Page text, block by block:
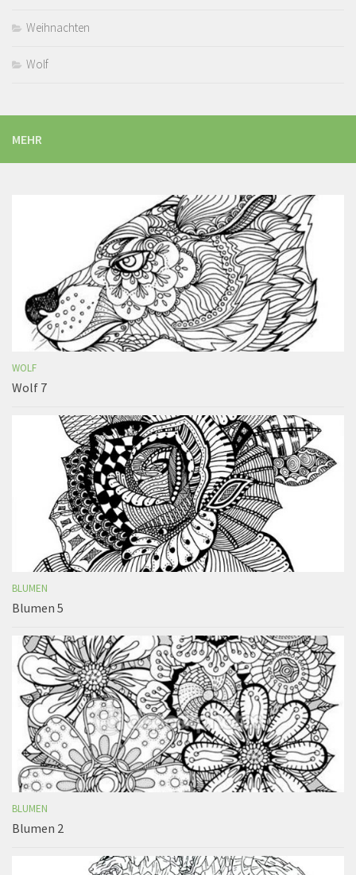
Weihnachten
Wolf
MEHR
WOLF
Wolf 7
BLUMEN
Blumen 5
BLUMEN
Blumen 2